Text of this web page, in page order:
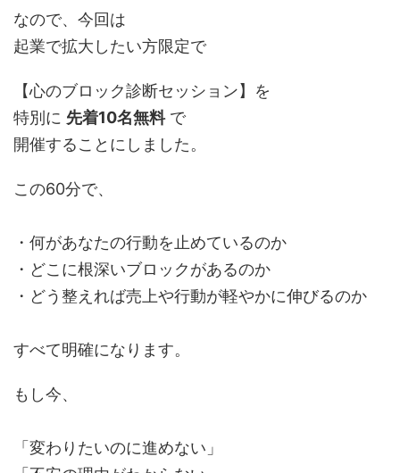
なので、今回は
起業で拡大したい方限定で
【心のブロック診断セッション】を
特別に 先着10名無料で
開催することにしました。
この60分で、
・何があなたの行動を止めているのか
・どこに根深いブロックがあるのか
・どう整えれば売上や行動が軽やかに伸びるのか
すべて明確になります。
もし今、
「変わりたいのに進めない」